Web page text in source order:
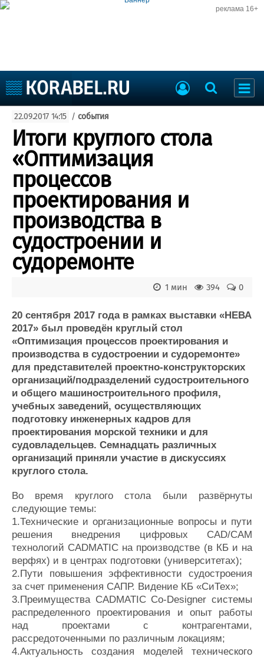
реклама 16+
Судоходство
Судоремонт
События
Пресс-релизы
Порты
Образование
Яхты и катера
Еще
Судостроение
Пульс
Новости
Крюинг
Журнал
Торговая площадка
Доска объявлений
Продажа флота
Услуги
Конференции
Выставки и семинары
Словарь
Флот
Галерея флота
Отзывы
Все службы
22.09.2017 14:15 / события
Итоги круглого стола
«Оптимизация
процессов
проектирования и
производства в
судостроении и
судоремонте
0
394
1 мин
20 сентября 2017 года в рамках выставки «НЕВА
2017» был проведён круглый стол
«Оптимизация процессов проектирования и
производства в судостроении и судоремонте»
для представителей проектно-конструкторских
организаций/подразделений судостроительного
и общего машиностроительного профиля,
учебных заведений, осуществляющих
подготовку инженерных кадров для
проектирования морской техники и для
судовладельцев. Семнадцать различных
организаций приняли участие в дискуссиях
круглого стола.
Во время круглого стола были развёрнуты
следующие темы:
1.Технические и организационные вопросы и пути
решения внедрения цифровых CAD/CAM
технологий CADMATIC на производстве (в КБ и на
верфях) и в центрах подготовки (университетах);
2.Пути повышения эффективности судостроения
за счет применения САПР. Видение КБ «СиТех»;
3.Преимущества CADMATIC Co-Designer системы
распределенного проектирования и опыт работы
над проектами с контрагентами,
рассредоточенными по различным локациям;
4.Актуальность создания моделей технического